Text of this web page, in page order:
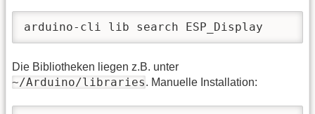
arduino-cli lib search ESP_Display
Die Bibliotheken liegen z.B. unter
~/Arduino/libraries. Manuelle Installation: